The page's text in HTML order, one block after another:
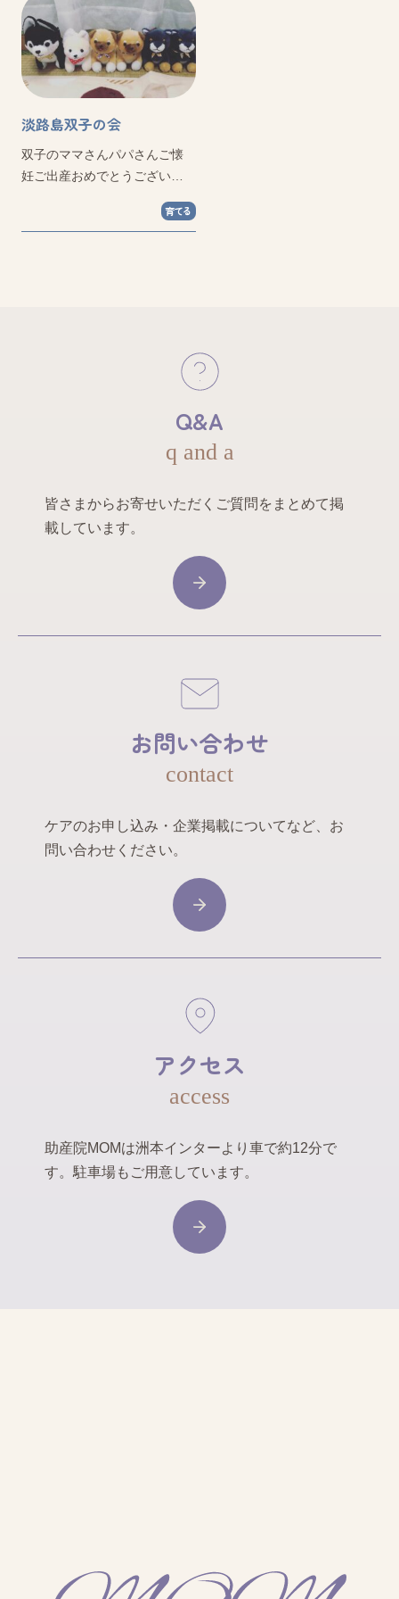
淡路島双子の会
双子のママさんパパさんご懐
妊ご出産おめでとうございま
育てる
Q&A
q and a
皆さまからお寄せいただくご質問をまとめて掲
載しています。
お問い合わせ
contact
ケアのお申し込み・企業掲載についてなど、お
問い合わせください。
アクセス
access
助産院MOMは洲本インターより車で約12分で
す。駐車場もご用意しています。